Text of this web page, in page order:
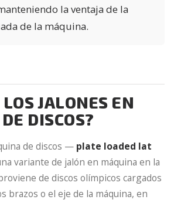
la ventaja de la
de la máquina.
JALONES EN
DISCOS?
de discos — plate loaded lat
variante de jalón en máquina en la
de discos olímpicos cargados
brazos o el eje de la máquina, en